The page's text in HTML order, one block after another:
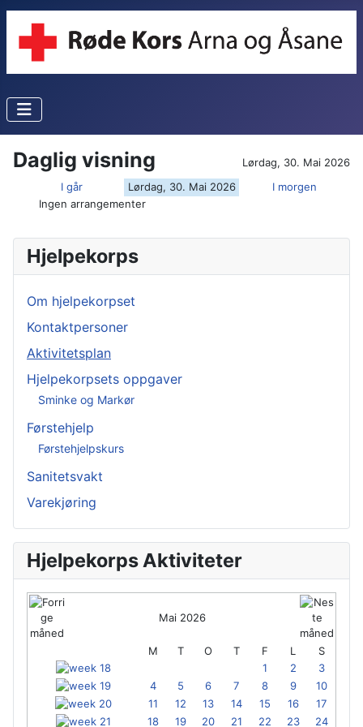
Daglig visning
Lørdag, 30. Mai 2026
I går
Lørdag, 30. Mai 2026
I morgen
Ingen arrangementer
Hjelpekorps
Om hjelpekorpset
Kontaktpersoner
Aktivitetsplan
Hjelpekorpsets oppgaver
Sminke og Markør
Førstehjelp
Førstehjelpskurs
Sanitetsvakt
Varekjøring
Hjelpekorps Aktiviteter
Mai 2026
M T O T F L
S
1
2
3
4
5 6 7 8 9
10
11
12 13 14 15 16
17
18
19 20 21 22 23 24